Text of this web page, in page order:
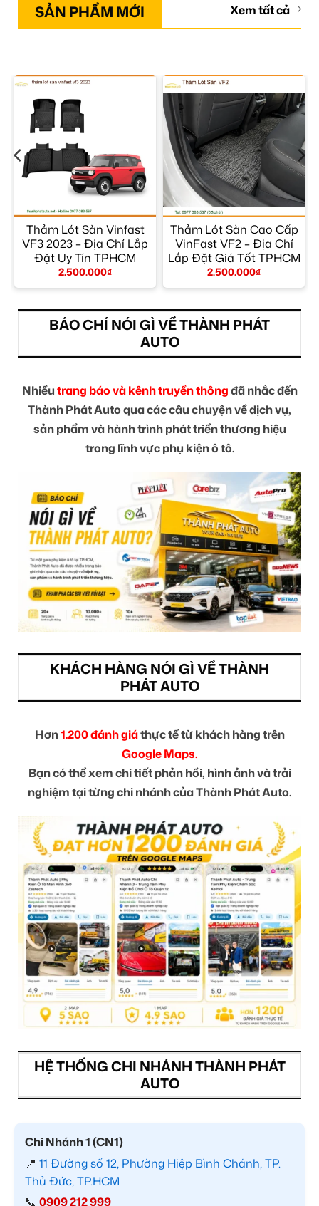
SẢN PHẨM MỚI Xem tất cả
Thảm Lót Sàn Vinfast
VF3 2023 – Địa Chỉ Lắp
Đặt Uy Tín TPHCM
2.500.000₫
Thảm Lót Sàn Cao Cấp
VinFast VF2 – Địa Chỉ
Lắp Đặt Giá Tốt TPHCM
2.500.000₫
BÁO CHÍ NÓI GÌ VỀ THÀNH PHÁT
AUTO
Nhiềutrang báo và kênh truyền thôngđã nhắc đến
Thành Phát Auto qua các câu chuyện về dịch vụ,
sản phẩm và hành trình phát triển thương hiệu
trong lĩnh vực phụ kiện ô tô.
KHÁCH HÀNG NÓI GÌ VỀ THÀNH
PHÁT AUTO
Hơn1.200 đánh giáthực tế từ khách hàng trên
Google Maps.
Bạn có thể xem chi tiết phản hồi, hình ảnh và trải
nghiệm tại từng chi nhánh của Thành Phát Auto.
HỆ THỐNG CHI NHÁNH THÀNH PHÁT
AUTO
Chi Nhánh 1 (CN1)
📍 11 Đường số 12, Phường Hiệp Bình Chánh, TP.
Thủ Đức, TP.HCM
📞 0909 212 999